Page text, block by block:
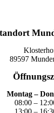
89597
Montag –
08:00 –
13:00 –